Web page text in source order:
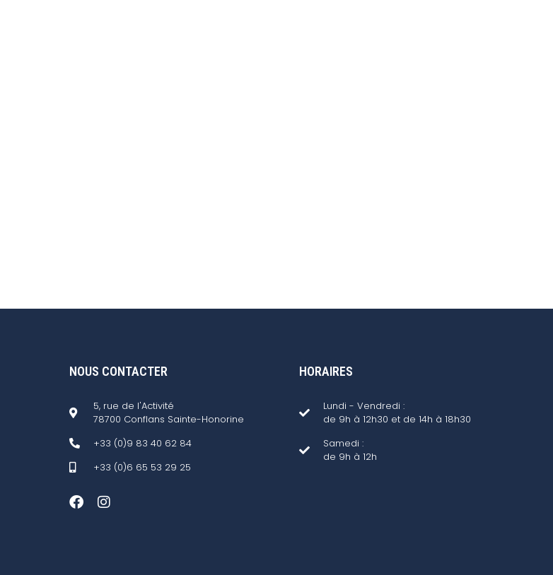
NOUS CONTACTER
5, rue de l'Activité
78700 Conflans Sainte-Honorine
+33 (0)9 83 40 62 84
+33 (0)6 65 53 29 25
HORAIRES
Lundi - Vendredi :
de 9h à 12h30 et de 14h à 18h30
Samedi :
de 9h à 12h